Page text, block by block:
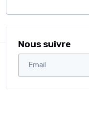
Nous suivre